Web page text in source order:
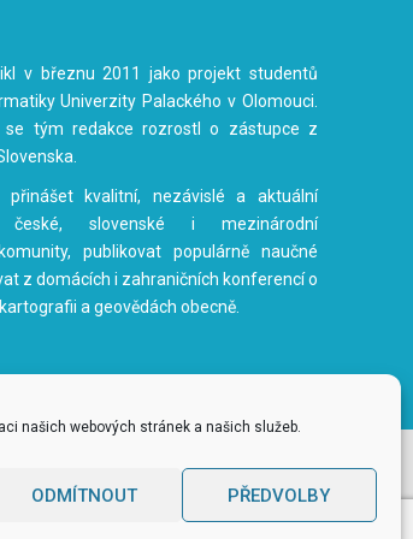
našich webových stránek a našich služeb.
ODMÍTNOUT PŘEDVOLBY
v březnu 2011 jako projekt studentů
Univerzity Palackého v Olomouci.
se tým redakce rozrostl o zástupce z
kvalitní, nezávislé a aktuální
slovenské i mezinárodní
publikovat populárně naučné
z domácích i zahraničních konferencí o
a geovědách obecně.